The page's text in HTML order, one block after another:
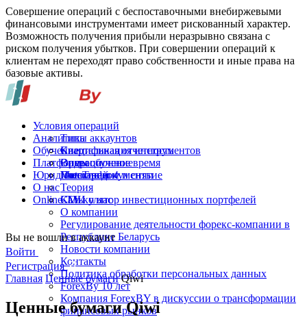
Совершение операций с беспоставочными внебиржевыми
финансовыми инструментами имеет рискованный характер.
Возможность получения прибыли неразрывно связана с
риском получения убытков. При совершении операций к
клиентам не переходят право собственности и иные права на
базовые активы.
Условия операций
Типы аккаунтов
Спецификация инструментов
Операционное время
Пополнение и снятие
Аналитика
Квартальная отчетность
Обучение
Видеообучение
Глоссарий
Теория
Калькулятор инвестиционных портфелей
Платформы
MetaTrader 4
Юридические документы
О нас
СМИ о нас
О компании
Регулирование деятельности форекс-компании в
Республике Беларусь
Новости компании
Контакты
Политика обработки персональных данных
ForexBy 10 лет
Компания ForexBY в дискуссии о трансформации
финансовых рынков
Online-TV
Вы не вошли в аккаунт
Войти
Регистрация
Главная Ценные бумаги Qiwi
Ценные бумаги Qiwi